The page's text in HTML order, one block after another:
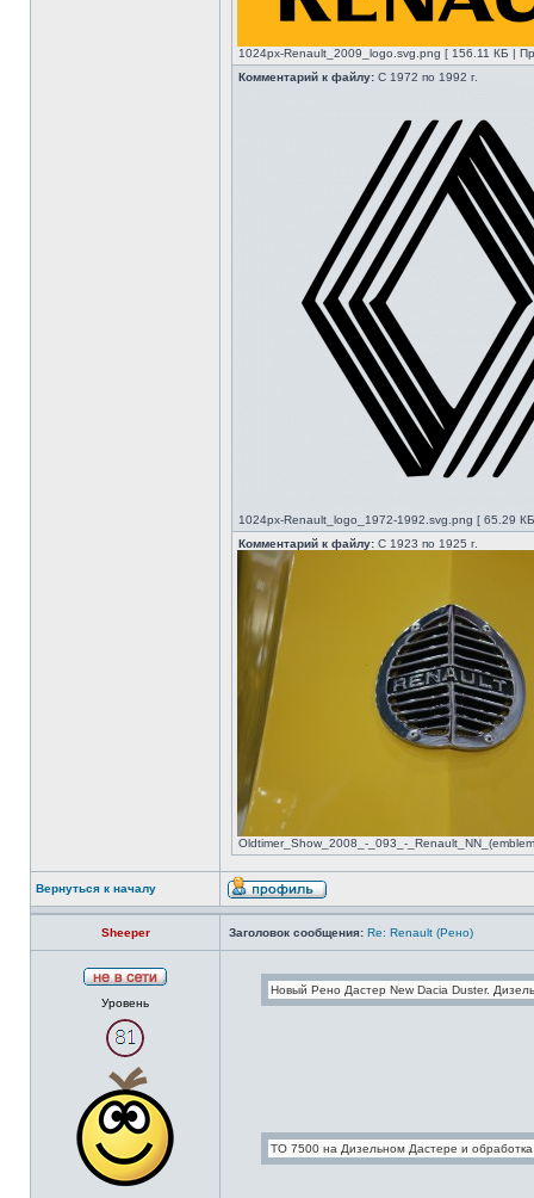
1024px-Renault_2009_logo.svg.png [ 156.11 КБ |
Комментарий к файлу: C 1972 по 1992 г.
1024px-Renault_logo_1972-1992.svg.png [ 65.29
Комментарий к файлу: С 1923 по 1925 г.
Oldtimer_Show_2008_-_093_-
Вернуться к началу
Sheeper Заголовок сообщения: Re: Renault (Рено)
Уровень